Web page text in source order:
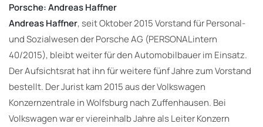
Porsche: Andreas Haffner
Andreas Haffner, seit Oktober 2015 Vorstand für Personal-
und Sozialwesen der Porsche AG (PERSONALintern
40/2015), bleibt weiter für den Automobilbauer im Einsatz.
Der Aufsichtsrat hat ihn für weitere fünf Jahre zum Vorstand
bestellt. Der Jurist kam 2015 aus der Volkswagen
Konzernzentrale in Wolfsburg nach Zuffenhausen. Bei
Volkswagen war er viereinhalb Jahre als Leiter Konzern